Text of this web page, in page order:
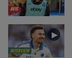
AVIS
INTERVIEW
►